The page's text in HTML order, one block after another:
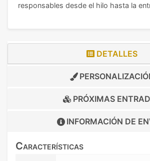
responsables desde el hilo hasta la
DETALLES
PRÓXIMAS
INFORMACIÓN DE
Características